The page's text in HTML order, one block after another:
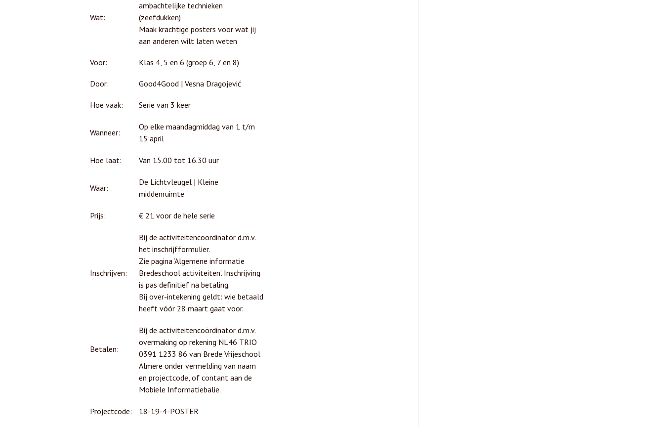
Wat:
ambachtelijke technieken
(zeefdukken)
Maak krachtige posters voor wat jij
aan anderen wilt laten weten
Voor: Klas 4, 5 en 6 (groep 6, 7 en 8)
Door: Good4Good | Vesna Dragojević
Hoe vaak: Serie van 3 keer
Wanneer:
Op elke maandagmiddag van 1 t/m
15 april
Hoe laat: Van 15.00 tot 16.30 uur
Waar:
De Lichtvleugel | Kleine
middenruimte
Prijs: € 21 voor de hele serie
Inschrijven:
Bij de activiteitencoördinator d.m.v.
het inschrijfformulier.
Zie pagina ‘Algemene informatie
Bredeschool activiteiten’. Inschrijving
is pas definitief na betaling.
Bij over-intekening geldt: wie betaald
heeft vóór 28 maart gaat voor.
Betalen:
Bij de activiteitencoördinator d.m.v.
overmaking op rekening NL46 TRIO
0391 1233 86 van Brede Vrijeschool
Almere onder vermelding van naam
en projectcode, of contant aan de
Mobiele Informatiebalie.
Projectcode: 18-19-4-POSTER